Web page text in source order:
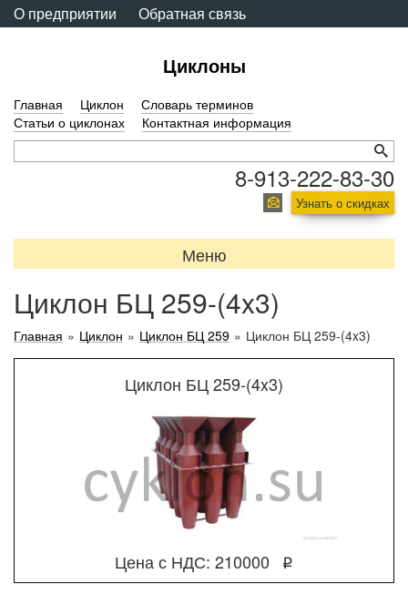
О предприятии Обратная связь
Циклоны
Главная Циклон
Словарь терминов
Статьи о циклонах
Контактная информация
8-913-222-83-30
Узнать о скидках
Меню
Циклон БЦ 259-(4x3)
Главная » Циклон » Циклон БЦ 259 » Циклон БЦ 259-(4x3)
Циклон БЦ 259-(4x3)
Цена с НДС: 210000 q